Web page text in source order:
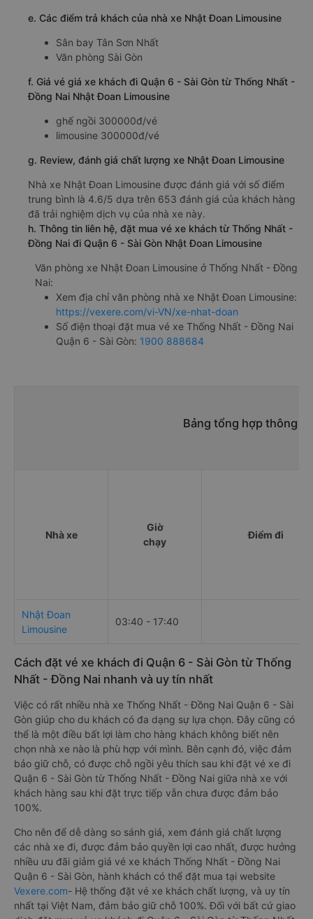
e. Các điểm trả khách của nhà xe Nhật Đoan Limousine
Sân bay Tân Sơn Nhất
Văn phòng Sài Gòn
f. Giá vé giá xe khách đi Quận 6 - Sài Gòn từ Thống Nhất -
Đồng Nai Nhật Đoan Limousine
ghế ngồi 300000đ/vé
limousine 300000đ/vé
g. Review, đánh giá chất lượng xe Nhật Đoan Limousine
Nhà xe Nhật Đoan Limousine được đánh giá với số điểm
trung bình là 4.6/5 dựa trên 653 đánh giá của khách hàng
đã trải nghiệm dịch vụ của nhà xe này.
h. Thông tin liên hệ, đặt mua vé xe khách từ Thống Nhất -
Đồng Nai đi Quận 6 - Sài Gòn Nhật Đoan Limousine
Văn phòng xe Nhật Đoan Limousine ở Thống Nhất - Đồng
Nai:
Xem địa chỉ văn phòng nhà xe Nhật Đoan Limousine:
https://vexere.com/vi-VN/xe-nhat-doan
Số điện thoại đặt mua vé xe Thống Nhất - Đồng Nai
Quận 6 - Sài Gòn: 1900 888684
Bảng tổng hợp thông
Nhà xe
Giờ
chạy
Điểm đi
Nhật Đoan
Limousine
03:40 - 17:40
Cách đặt vé xe khách đi Quận 6 - Sài Gòn từ Thống
Nhất - Đồng Nai nhanh và uy tín nhất
Việc có rất nhiều nhà xe Thống Nhất - Đồng Nai Quận 6 - Sài
Gòn giúp cho du khách có đa dạng sự lựa chọn. Đây cũng có
thể là một điều bất lợi làm cho hàng khách không biết nên
chọn nhà xe nào là phù hợp với mình. Bên cạnh đó, việc đảm
bảo giữ chỗ, có được chỗ ngồi yêu thích sau khi đặt vé xe đi
Quận 6 - Sài Gòn từ Thống Nhất - Đồng Nai giữa nhà xe với
khách hàng sau khi đặt trực tiếp vẫn chưa được đảm bảo
100%.
Cho nên để dễ dàng so sánh giá, xem đánh giá chất lượng
các nhà xe đi, được đảm bảo quyền lợi cao nhất, được hưởng
nhiều ưu đãi giảm giá vé xe khách Thống Nhất - Đồng Nai
Quận 6 - Sài Gòn, hành khách có thể đặt mua tại website
Vexere.com- Hệ thống đặt vé xe khách chất lượng, và uy tín
nhất tại Việt Nam, đảm bảo giữ chỗ 100%. Đối với bất cứ giao